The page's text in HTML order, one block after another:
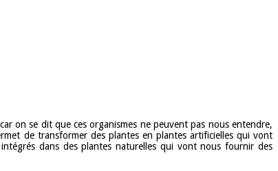
on se dit que ces organismes ne peuvent pas nous entendre,
de transformer des plantes en plantes artificielles qui vont
intégrés dans des plantes naturelles qui vont nous fournir des